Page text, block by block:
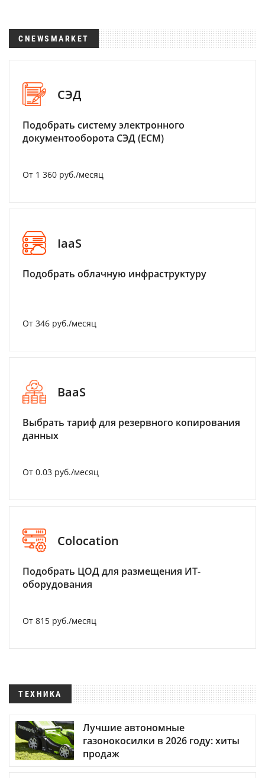
CNEWSMARKET
СЭД
Подобрать систему электронного
документооборота СЭД (ECM)
От 1 360 руб./месяц
IaaS
Подобрать облачную инфраструктуру
От 346 руб./месяц
BaaS
Выбрать тариф для резервного копирования
данных
От 0.03 руб./месяц
Colocation
Подобрать ЦОД для размещения ИТ-
оборудования
От 815 руб./месяц
ТЕХНИКА
Лучшие автономные
газонокосилки в 2026 году: хиты
продаж